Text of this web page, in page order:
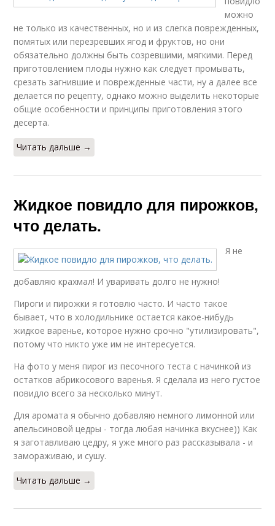
можно
не только из качественных, но и из слегка поврежденных,
помятых или перезревших ягод и фруктов, но они
обязательно должны быть созревшими, мягкими. Перед
приготовлением плоды нужно как следует промывать,
срезать загнившие и поврежденные части, ну а далее все
делается по рецепту, однако можно выделить некоторые
общие особенности и принципы приготовления этого
десерта.
Читать дальше →
Жидкое повидло для пирожков,
что делать.
Я не
добавляю крахмал! И уваривать долго не нужно!
Пироги и пирожки я готовлю часто. И часто такое
бывает, что в холодильнике остается какое-нибудь
жидкое варенье, которое нужно срочно "утилизировать",
потому что никто уже им не интересуется.
На фото у меня пирог из песочного теста с начинкой из
остатков абрикосового варенья. Я сделала из него густое
повидло всего за несколько минут.
Для аромата я обычно добавляю немного лимонной или
апельсиновой цедры - тогда любая начинка вкуснее)) Как
я заготавливаю цедру, я уже много раз рассказывала - и
замораживаю, и сушу.
Читать дальше →